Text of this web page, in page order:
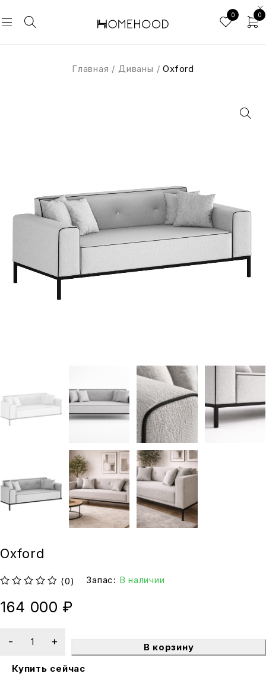
0 0
Главная / Диваны / Oxford
Oxford
(0) Запас: В наличии
164 000 ₽
В корзину
Купить сейчас